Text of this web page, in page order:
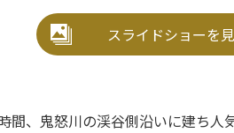
スライドショーを
間、鬼怒川の渓谷側沿いに建ち人